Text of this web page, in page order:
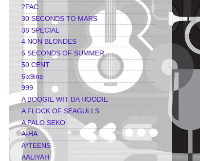
2PAC
30 SECONDS TO MARS
38 SPECIAL
4 NON BLONDES
5 SECONDS OF SUMMER
50 CENT
6ix9ine
999
A BOOGIE WIT DA HOODIE
A FLOCK OF SEAGULLS
A PALO SEKO
A-HA
A*TEENS
AALIYAH